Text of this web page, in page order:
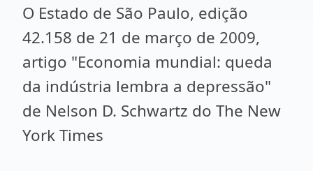
O Estado de São Paulo, edição
42.158 de 21 de março de 2009,
artigo "Economia mundial: queda
da indústria lembra a depressão"
de Nelson D. Schwartz do The New
York Times